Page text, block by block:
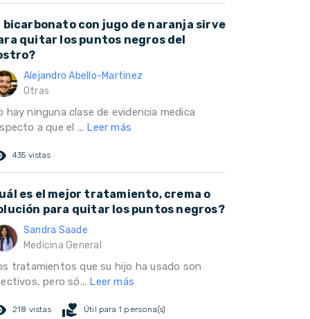
bicarbonato con jugo de naranja sirve
quitar los puntos negros del
Alejandro Abello-Martinez
Otras
hay ninguna clase de evidencia medica
a que el ... Leer más
435 vistas
es el mejor tratamiento, crema o
para quitar los puntos negros?
Sandra Saade
Medicina General
tratamientos que su hijo ha usado son
pero só... Leer más
218 vistas volunteer_activism Útil para 1 persona(s)